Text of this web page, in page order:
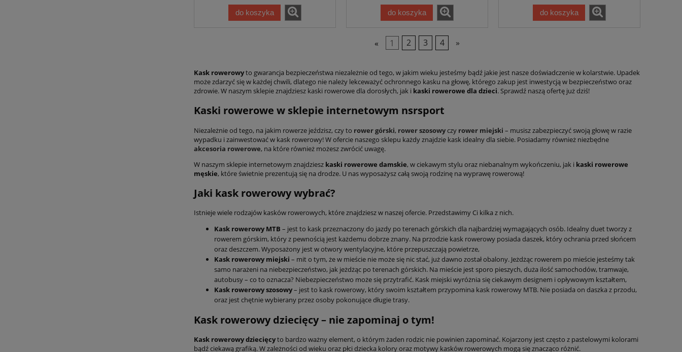
do koszyka do koszyka do koszyka
« 1 2 3 4 »
Kask rowerowyto gwarancja bezpieczeństwa niezależnie od tego, w jakim wieku jesteśmy bądź jakie jest nasze doświadczenie w kolarstwie. Upadek
może zdarzyć się w każdej chwili, dlatego nie należy lekceważyć ochronnego kasku na głowę, którego zakup jest inwestycją w bezpieczeństwo oraz
zdrowie. W naszym sklepie znajdziesz kaski rowerowe dla dorosłych, jak i kaski rowerowe dla dzieci. Sprawdź naszą ofertę już dziś!
Kaski rowerowe w sklepie internetowym nsrsport
Niezależnie od tego, na jakim rowerze jeździsz, czy to rower górski, rower szosowyczy rower miejski – musisz zabezpieczyć swoją głowę w razie
wypadku i zainwestować w kask rowerowy! W ofercie naszego sklepu każdy znajdzie kask idealny dla siebie. Posiadamy również niezbędne
akcesoria rowerowe, na które również możesz zwrócić uwagę.
W naszym sklepie internetowym znajdziesz kaski rowerowe damskie, w ciekawym stylu oraz niebanalnym wykończeniu, jak i kaski rowerowe
męskie, które świetnie prezentują się na drodze. U nas wyposażysz całą swoją rodzinę na wyprawę rowerową!
Jaki kask rowerowy wybrać?
Istnieje wiele rodzajów kasków rowerowych, które znajdziesz w naszej ofercie. Przedstawimy Ci kilka z nich.
Kask rowerowy MTB – jest to kask przeznaczony do jazdy po terenach górskich dla najbardziej wymagających osób. Idealny duet tworzy z
rowerem górskim, który z pewnością jest każdemu dobrze znany. Na przodzie kask rowerowy posiada daszek, który ochrania przed słońcem
oraz deszczem. Wyposażony jest w otwory wentylacyjne, które przepuszczają powietrze,
Kask rowerowy miejski – mit o tym, że w mieście nie może się nic stać, już dawno został obalony. Jeżdżąc rowerem po mieście jesteśmy tak
samo narażeni na niebezpieczeństwo, jak jeżdżąc po terenach górskich. Na mieście jest sporo pieszych, duża ilość samochodów, tramwaje,
autobusy – co to oznacza? Niebezpieczeństwo może się przytrafić. Kask miejski wyróżnia się ciekawym designem i opływowym kształtem,
Kask rowerowy szosowy– jest to kask rowerowy, który swoim kształtem przypomina kask rowerowy MTB. Nie posiada on daszka z przodu,
oraz jest chętnie wybierany przez osoby pokonujące długie trasy.
Kask rowerowy dziecięcy – nie zapominaj o tym!
Kask rowerowy dziecięcyto bardzo ważny element, o którym żaden rodzic nie powinien zapominać. Kojarzony jest często z pastelowymi kolorami
bądź ciekawą grafiką. W zależności od wieku oraz płci dziecka kolory oraz motywy kasków rowerowych mogą się znacząco różnić.